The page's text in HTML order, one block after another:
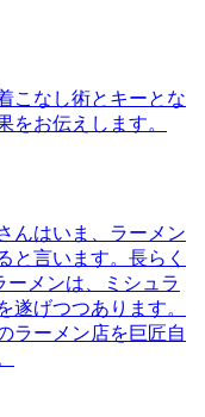
こなし術とキーとな
をお伝えします。
んはいま、ラーメン
と言います。長らく
メンは、ミシュラ
遂げつつあります。
ラーメン店を巨匠自